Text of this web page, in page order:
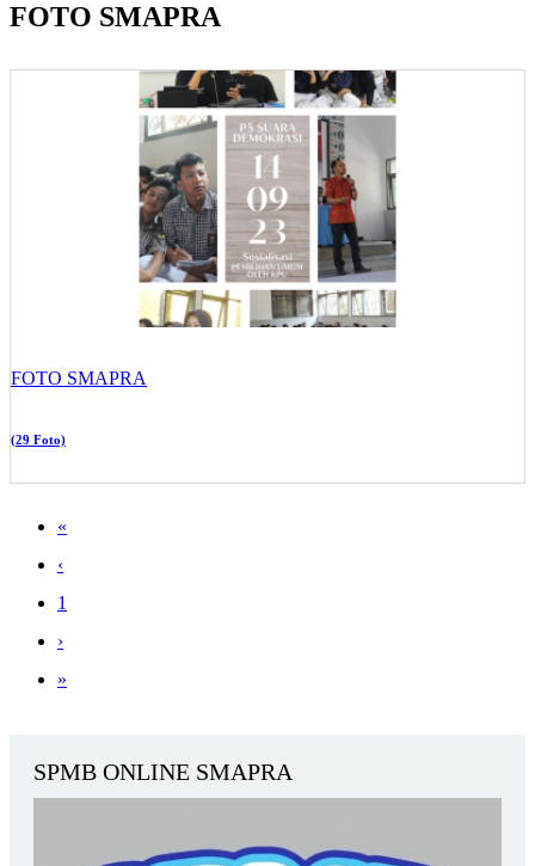
FOTO SMAPRA
FOTO SMAPRA
(29 Foto)
«
‹
1
›
»
SPMB ONLINE SMAPRA